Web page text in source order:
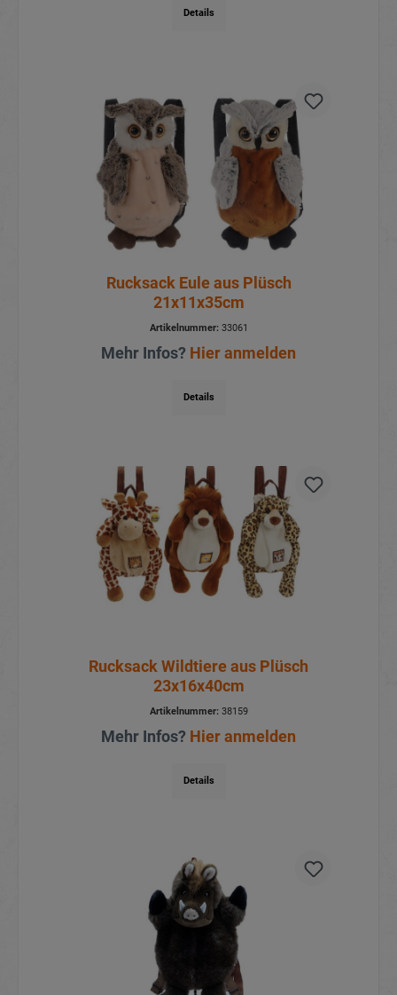
Details
Rucksack Eule aus Plüsch
21x11x35cm
Artikelnummer:33061
Mehr Infos? Hier anmelden
Details
Rucksack Wildtiere aus Plüsch
23x16x40cm
Artikelnummer:38159
Mehr Infos? Hier anmelden
Details